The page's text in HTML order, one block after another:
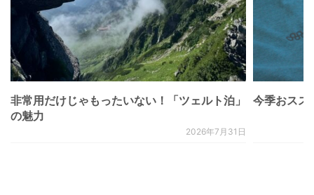
非常用だけじゃもったいない！「ツェルト泊」
の魅力
2026年7月31日
今季おスス